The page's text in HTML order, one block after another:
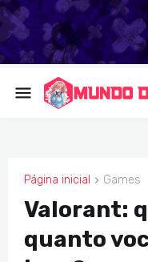
Página inicial Games
GAMES
Valorant:
quanto